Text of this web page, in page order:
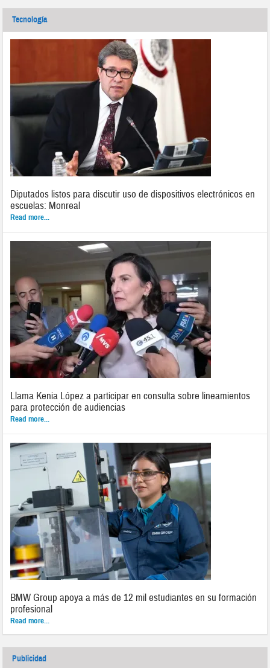
Tecnología
Diputados listos para discutir uso de dispositivos electrónicos en
escuelas: Monreal
Read more...
Llama Kenia López a participar en consulta sobre lineamientos
para protección de audiencias
Read more...
BMW Group apoya a más de 12 mil estudiantes en su formación
profesional
Read more...
Publicidad